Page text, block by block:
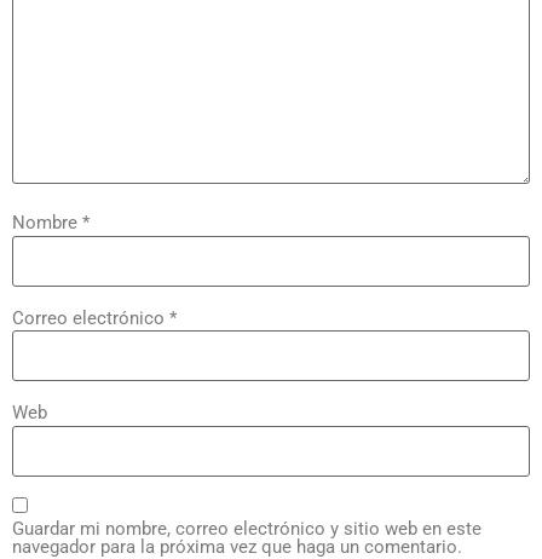
Nombre *
Correo electrónico *
Web
Guardar mi nombre, correo electrónico y sitio web en este
navegador para la próxima vez que haga un comentario.